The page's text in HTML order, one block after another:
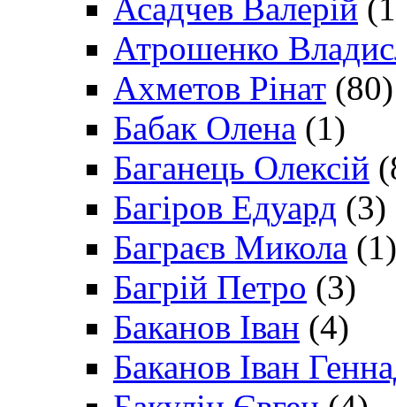
Асадчев Валерій
Атрошенко
Ахметов Рінат (80)
Бабак Олена (1)
Баганець Олексій
Багіров Едуард (3)
Баграєв Микола (1)
Багрій Петро (3)
Баканов Іван (4)
Баканов Іван